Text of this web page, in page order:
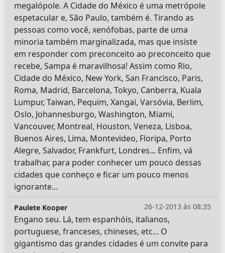
megalópole. A Cidade do México é uma metrópole
espetacular e, São Paulo, também é. Tirando as
pessoas como você, xenófobas, parte de uma
minoria também marginalizada, mas que insiste
em responder com preconceito ao preconceito que
recebe, Sampa é maravilhosa! Assim como Rio,
Cidade do México, New York, San Francisco, Paris,
Roma, Madrid, Barcelona, Tokyo, Canberra, Kuala
Lumpur, Taiwan, Pequim, Xangai, Varsóvia, Berlim,
Oslo, Johannesburgo, Washington, Miami,
Vancouver, Montreal, Houston, Veneza, Lisboa,
Buenos Aires, Lima, Montevideo, Floripa, Porto
Alegre, Salvador, Frankfurt, Londres... Enfim, vá
trabalhar, para poder conhecer um pouco dessas
cidades que conheço e ficar um pouco menos
ignorante...
26-12-2013 às 08:35
Paulete Kooper
Engano seu. Lá, tem espanhóis, italianos,
portuguese, franceses, chineses, etc... O
gigantismo das grandes cidades é um convite para